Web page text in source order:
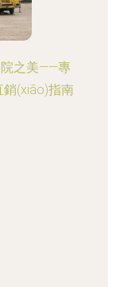
院之美——專
銷(xiāo)指南